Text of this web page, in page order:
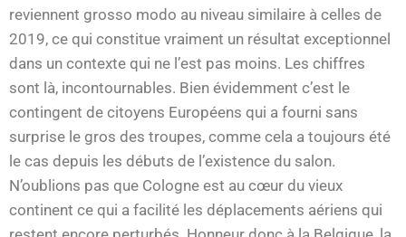
reviennent grosso modo au niveau similaire à celles de
2019, ce qui constitue vraiment un résultat exceptionnel
dans un contexte qui ne l’est pas moins. Les chiffres
sont là, incontournables. Bien évidemment c’est le
contingent de citoyens Européens qui a fourni sans
surprise le gros des troupes, comme cela a toujours été
le cas depuis les débuts de l’existence du salon.
N’oublions pas que Cologne est au cœur du vieux
continent ce qui a facilité les déplacements aériens qui